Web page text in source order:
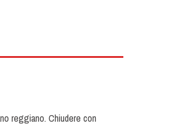
reggiano. Chiudere con